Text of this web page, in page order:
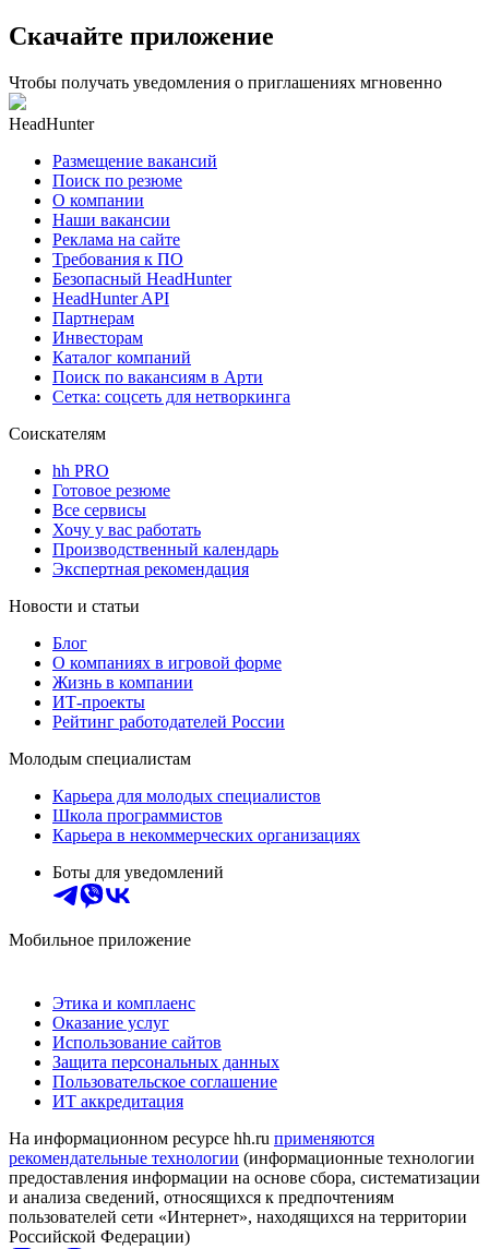
Скачайте приложение
Чтобы получать уведомления о приглашениях мгновенно
HeadHunter
Размещение вакансий
Поиск по резюме
О компании
Наши вакансии
Реклама на сайте
Требования к ПО
Безопасный HeadHunter
HeadHunter API
Партнерам
Инвесторам
Каталог компаний
Поиск по вакансиям в Арти
Сетка: соцсеть для нетворкинга
Соискателям
hh PRO
Готовое резюме
Все сервисы
Хочу у вас работать
Производственный календарь
Экспертная рекомендация
Новости и статьи
Блог
О компаниях в игровой форме
Жизнь в компании
ИТ-проекты
Рейтинг работодателей России
Молодым специалистам
Карьера для молодых специалистов
Школа программистов
Карьера в некоммерческих организациях
Боты для уведомлений
Мобильное приложение
Этика и комплаенс
Оказание услуг
Использование сайтов
Защита персональных данных
Пользовательское соглашение
ИТ аккредитация
На информационном ресурсе hh.ru применяются
рекомендательные технологии (информационные технологии
предоставления информации на основе сбора, систематизации
и анализа сведений, относящихся к предпочтениям
пользователей сети «Интернет», находящихся на территории
Российской Федерации)